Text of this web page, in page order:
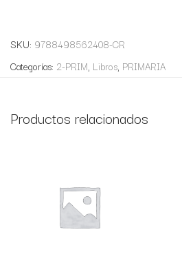
SKU: 9788498562408-CR
Categorías: 2-PRIM, Libros, PRIMARIA
Productos relacionados